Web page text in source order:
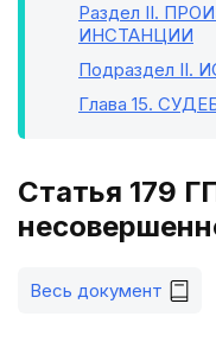
Раздел II.
ИНСТАНЦИИ
Подраздел II.
Глава 15.
Статья 179
Весь документ